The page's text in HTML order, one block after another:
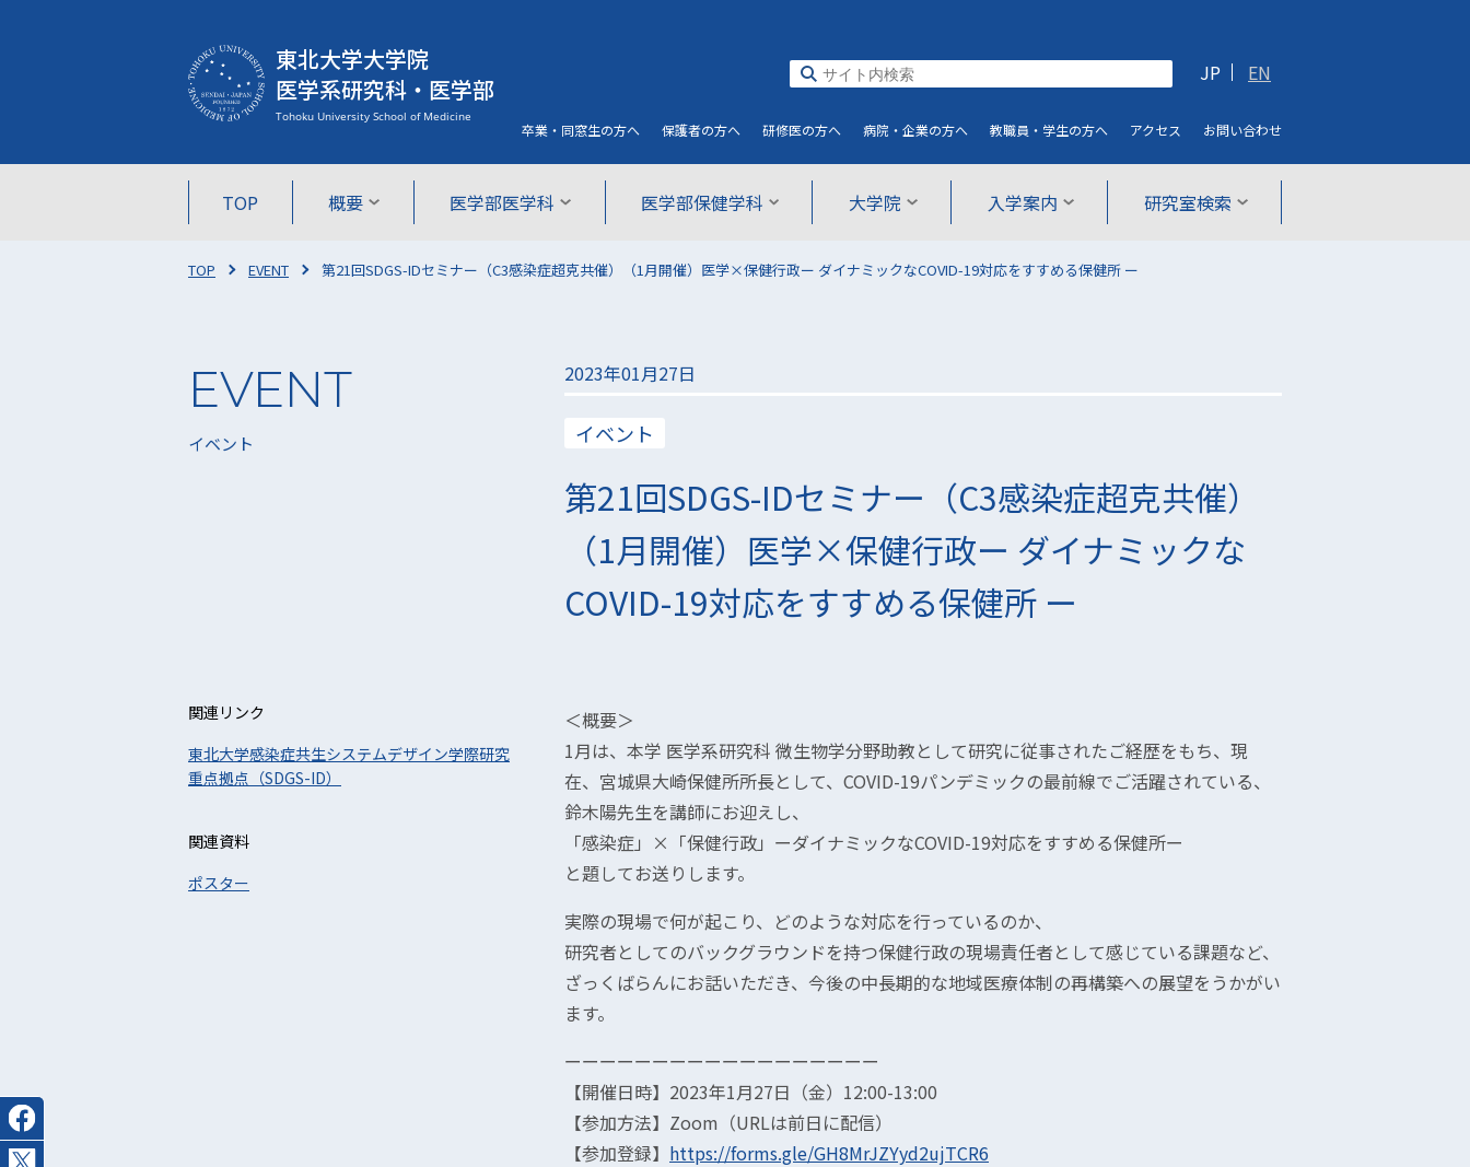
東北大学大学院
医学系研究科・医学部
TOP 概要 医学部医学科 医学部保健学科 大学院 入学案内 研究室検索
JP EN
卒業・同窓生の方へ 保護者の方へ 研修医の方へ 病院・企業の方へ 教職員・学生の方へ アクセス お問い合わせ
TOP EVENT 第21回SDGS-IDセミナー（C3感染症超克共催）（1月開催）医学×保健行政ー ダイナミックなCOVID-19対応をすすめる保健所 ー
イベント
2023年01月27日
イベント
第21回SDGS-IDセミナー（C3感染症超克共催）
（1月開催）医学×保健行政ー ダイナミックな
COVID-19対応をすすめる保健所 ー
＜概要＞
1月は、本学 医学系研究科 微生物学分野助教として研究に従事されたご経歴をもち、現
在、宮城県大崎保健所所長として、COVID-19パンデミックの最前線でご活躍されている、
鈴木陽先生を講師にお迎えし、
「感染症」×「保健行政」ーダイナミックなCOVID-19対応をすすめる保健所ー
と題してお送りします。
実際の現場で何が起こり、どのような対応を行っているのか、
研究者としてのバックグラウンドを持つ保健行政の現場責任者として感じている課題など、
ざっくばらんにお話いただき、今後の中長期的な地域医療体制の再構築への展望をうかがい
ます。
ーーーーーーーーーーーーーーーーーー
【開催日時】2023年1月27日（金）12:00-13:00
【参加方法】Zoom（URLは前日に配信）
【参加登録】 https://forms.gle/GH8MrJZYyd2ujTCR6
関連リンク
東北大学感染症共生システムデザイン学際研究
重点拠点（SDGS-ID）
関連資料
ポスター